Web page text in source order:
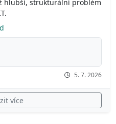
hlubší, strukturální problém
5. 7. 2026
více